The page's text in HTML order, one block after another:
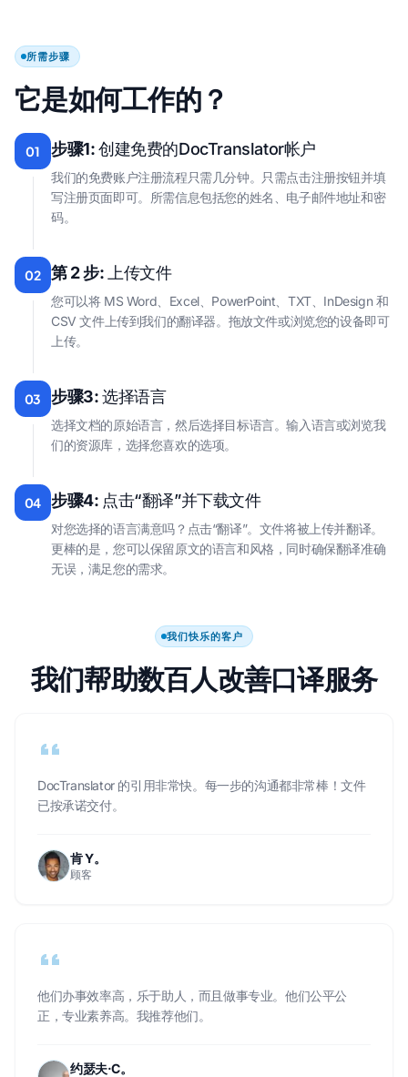
所需步骤
它是如何工作的？
01 步骤1:创建免费的DocTranslator帐户
我们的免费账户注册流程只需几分钟。只需点击注册按钮并填
写注册页面即可。所需信息包括您的姓名、电子邮件地址和密
码。
02 第 2 步: 上传文件
您可以将 MS Word、Excel、PowerPoint、TXT、InDesign 和
CSV 文件上传到我们的翻译器。拖放文件或浏览您的设备即可
上传。
03 步骤3:选择语言
选择文档的原始语言，然后选择目标语言。输入语言或浏览我
们的资源库，选择您喜欢的选项。
04 步骤4: 点击“翻译”并下载文件
对您选择的语言满意吗？点击“翻译”。文件将被上传并翻译。
更棒的是，您可以保留原文的语言和风格，同时确保翻译准确
无误，满足您的需求。
我们快乐的客户
我们帮助数百人改善口译服务
DocTranslator 的引用非常快。每一步的沟通都非常棒！文件
已按承诺交付。
肯 Y。
顾客
他们办事效率高，乐于助人，而且做事专业。他们公平公
正，专业素养高。我推荐他们。
约瑟夫·C。